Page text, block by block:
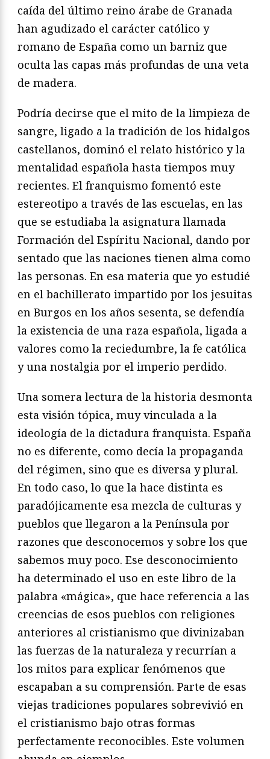
caída del último reino árabe de Granada
han agudizado el carácter católico y
romano de España como un barniz que
oculta las capas más profundas de una veta
de madera.
Podría decirse que el mito de la limpieza de
sangre, ligado a la tradición de los hidalgos
castellanos, dominó el relato histórico y la
mentalidad española hasta tiempos muy
recientes. El franquismo fomentó este
estereotipo a través de las escuelas, en las
que se estudiaba la asignatura llamada
Formación del Espíritu Nacional, dando por
sentado que las naciones tienen alma como
las personas. En esa materia que yo estudié
en el bachillerato impartido por los jesuitas
en Burgos en los años sesenta, se defendía
la existencia de una raza española, ligada a
valores como la reciedumbre, la fe católica
y una nostalgia por el imperio perdido.
Una somera lectura de la historia desmonta
esta visión tópica, muy vinculada a la
ideología de la dictadura franquista. España
no es diferente, como decía la propaganda
del régimen, sino que es diversa y plural.
En todo caso, lo que la hace distinta es
paradójicamente esa mezcla de culturas y
pueblos que llegaron a la Península por
razones que desconocemos y sobre los que
sabemos muy poco. Ese desconocimiento
ha determinado el uso en este libro de la
palabra «mágica», que hace referencia a las
creencias de esos pueblos con religiones
anteriores al cristianismo que divinizaban
las fuerzas de la naturaleza y recurrían a
los mitos para explicar fenómenos que
escapaban a su comprensión. Parte de esas
viejas tradiciones populares sobrevivió en
el cristianismo bajo otras formas
perfectamente reconocibles. Este volumen